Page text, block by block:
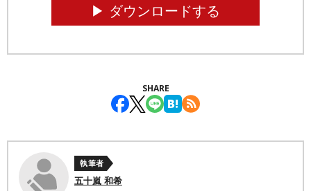
▶︎ ダウンロードする
SHARE
執筆者
五十嵐 和希